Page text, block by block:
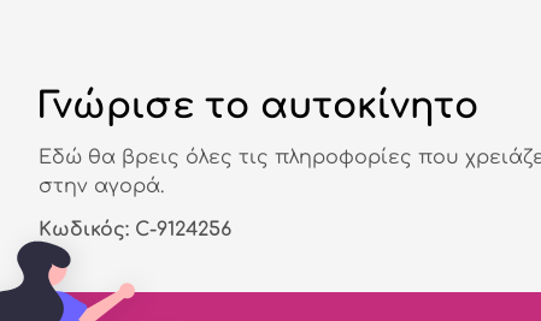
Γνώρισε το αυτοκίνητο
Εδώ θα βρεις όλες τις πληροφορίες που
στην αγορά.
Κωδικός: C-9124256